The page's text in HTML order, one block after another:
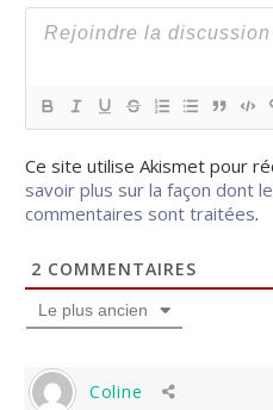
Ce site utilise Akismet pour
savoir plus sur la façon dont
commentaires sont traitées.
2 COMMENTAIRES
Le plus ancien
Coline